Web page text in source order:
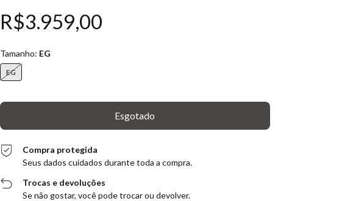
R$3.959,00
Tamanho: EG
EG
Compra protegida
Seus dados cuidados durante toda a compra.
Trocas e devoluções
Se não gostar, você pode trocar ou devolver.